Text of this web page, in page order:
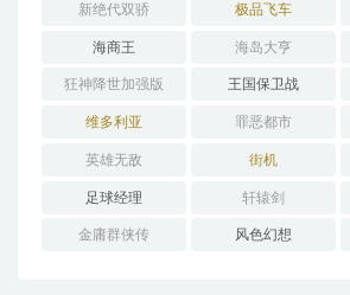
新绝代双骄 极品飞车
海商王 海岛大亨
狂神降世加强版 王国保卫战
维多利亚 罪恶都市
英雄无敌 街机
足球经理 轩辕剑
金庸群侠传 风色幻想